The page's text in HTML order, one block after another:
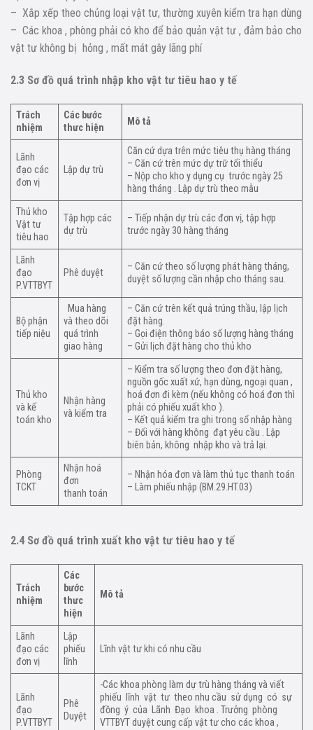
– Xắp xếp theo chủng loại vật tư, thường xuyên kiểm tra hạn dùng
– Các khoa , phòng phải có kho để bảo quản vật tư , đảm bảo cho
vật tư không bị hỏng , mất mát gây lãng phí
2.3 Sơ đồ quá trình nhập kho vật tư tiêu hao y tế
Trách
nhiệm
Các bước
thưc hiện
Mô tả
Lãnh
đạo các
đơn vị
Lập dự trù
Căn cứ dựa trên mức tiêu thụ hàng tháng
– Căn cứ trên mức dự trữ tối thiểu
– Nộp cho kho y dụng cụ trước ngày 25
hàng tháng . Lập dự trù theo mẫu
Thủ kho
Vật tư
tiêu hao
Tập hợp các
dự trù
– Tiếp nhận dự trù các đơn vị, tập hợp
trước ngày 30 hàng tháng
Lãnh
đạo
P.VTTBYT
Phê duyệt
– Căn cứ theo số lượng phát hàng tháng,
duyệt số lượng cần nhập cho tháng sau.
Bộ phận
tiếp niệu
Mua hàng
và theo dõi
quá trình
giao hàng
– Căn cứ trên kết quả trúng thầu, lập lịch
đặt hàng.
– Gọi điện thông báo số lượng hàng tháng
– Gửi lịch đặt hàng cho thủ kho
Thủ kho
và kế
toán kho
Nhận hàng
và kiểm tra
– Kiểm tra số lượng theo đơn đặt hàng,
nguồn gốc xuất xứ, hạn dùng, ngoại quan ,
hoá đơn đi kèm (nếu không có hoá đơn thì
phải có phiếu xuất kho ).
– Kết quả kiểm tra ghi trong sổ nhập hàng
– Đối với hàng không đạt yêu cầu . Lập
biên bản, không nhập kho và trả lại.
Phòng
TCKT
Nhận hoá
đơn
thanh toán
– Nhận hóa đơn và làm thủ tục thanh toán
– Làm phiếu nhập (BM.29.HT.03)
2.4 Sơ đồ quá trình xuất kho vật tư tiêu hao y tế
Trách
nhiệm
Các
bước
thưc
hiện
Mô tả
Lãnh
đạo các
đơn vị
Lập
phiếu
lĩnh
Lĩnh vật tư khi có nhu cầu
Lãnh
đạo
P.VTTBYT
Phê
Duyệt
-Các khoa phòng làm dự trù hàng tháng và viết
phiếu lĩnh vật tư theo nhu cầu sử dụng có sự
đồng ý của Lãnh Đạo khoa . Trưởng phòng
VTTBYT duyệt cung cấp vật tư cho các khoa ,